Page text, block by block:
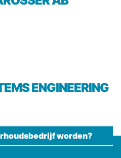
ENGINEERING
worden?